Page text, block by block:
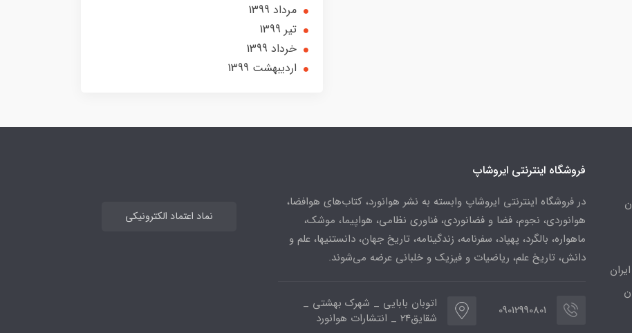
مرداد 1399
تير 1399
خرداد 1399
ارديبهشت 1399
فروشگاه اینترنتی ایروشاپ
در فروشگاه اینترنتی ایروشاپ وابسته به نشر هوانورد، کتاب‌های هوافضا،
هوانوردی، نجوم، فضا و فضانوردی، فناوری نظامی، هواپیما، موشک،
ماهواره، بالگرد، پهپاد، سفرنامه، زندگینامه، تاریخ جهان، دانستنیها، علم و
دانش، تاریخ علم، ریاضیات و فیزیک و خلبانی عرضه می‌شوند.
09012990801
اتوبان بابایی _ شهرک بهشتی _
شقایق24 _ انتشارات هوانورد
نماد اعتماد الکترونیکی